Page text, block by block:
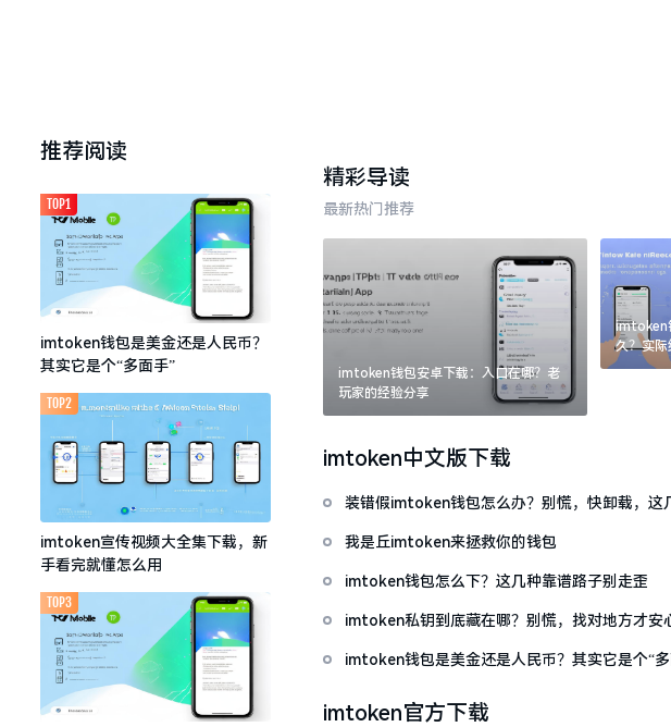
推荐阅读
imtoken钱包是美金还是人民币？
其实它是个“多面手”
TOP1
imtoken宣传视频大全集下载，新
手看完就懂怎么用
TOP2
TOP3
精彩导读
最新热门推荐
imtoken钱包安卓下载：入口在哪？老
玩家的经验分享
imtoken
久？实
imtoken中文版下载
装错假imtoken钱包怎么办？别慌，快卸载，这
我是丘imtoken来拯救你的钱包
imtoken钱包怎么下？这几种靠谱路子别走歪
imtoken私钥到底藏在哪？别慌，找对地方才安
imtoken钱包是美金还是人民币？其实它是个“多
imtoken官方下载